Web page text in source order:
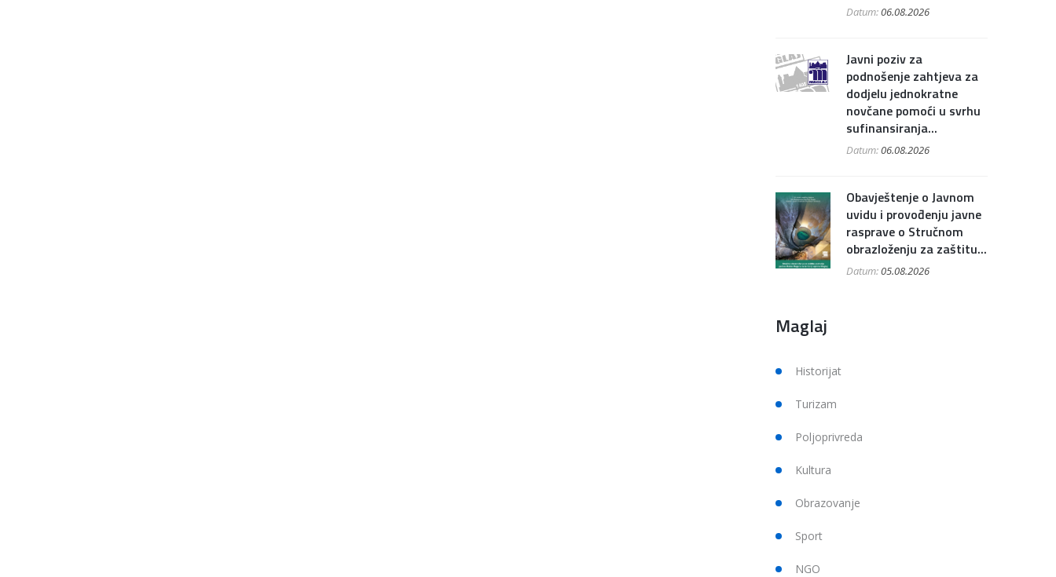
Datum:06.08.2026
Javni poziv za
podnošenje zahtjeva za
dodjelu jednokratne
novčane pomoći u svrhu
sufinansiranja...
Datum:06.08.2026
Obavještenje o Javnom
uvidu i provođenju javne
rasprave o Stručnom
obrazloženju za zaštitu...
Datum:05.08.2026
Maglaj
Historijat
Turizam
Poljoprivreda
Kultura
Obrazovanje
Sport
NGO